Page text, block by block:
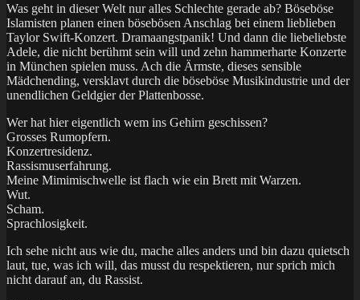
Was geht in dieser Welt nur alles Schlechte gerade ab? Böseböse
Islamisten planen einen bösebösen Anschlag bei einem lieblieben
Taylor Swift-Konzert. Dramaangstpanik! Und dann die liebeliebste
Adele, die nicht berühmt sein will und zehn hammerharte Konzerte
in München spielen muss. Ach die Ärmste, dieses sensible
Mädchending, versklavt durch die böseböse Musikindustrie und der
unendlichen Geldgier der Plattenbosse.
Wer hat hier eigentlich wem ins Gehirn geschissen?
Grosses Rumopfern.
Konzertresidenz.
Rassismuserfahrung.
Meine Mimimischwelle ist flach wie ein Brett mit Warzen.
Wut.
Scham.
Sprachlosigkeit.
Ich sehe nicht aus wie du, mache alles anders und bin dazu quietsch
laut, tue, was ich will, das musst du respektieren, nur sprich mich
nicht darauf an, du Rassist.